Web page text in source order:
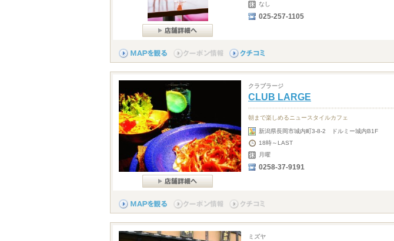
なし
025-257-1105
クラブラージ
CLUB LARGE
朝まで楽しめるニュースタイルカフェ
新潟県長岡市城内町3-8-2 ドルミー城内B1F
18時～LAST
月曜
0258-37-9191
ミズヤ